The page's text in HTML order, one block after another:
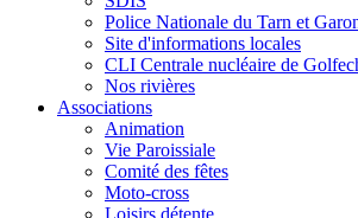
Police Nationale du Tarn et
Site d'informations locales
CLI Centrale nucléaire de
Nos rivières
Associations
Animation
Vie Paroissiale
Comité des fêtes
Moto-cross
Loisirs détente